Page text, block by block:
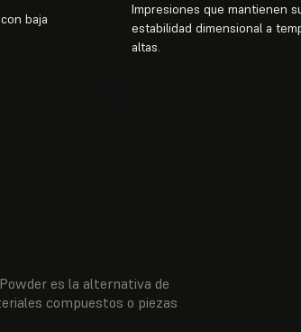
baja
Impresiones que mantienen
estabilidad dimensional a
altas.
es la alternativa de
compuestos o piezas